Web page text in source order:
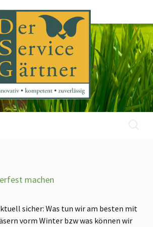
machen
sicher: Was tun wir am besten mit
vorm Winter bzw was können wir